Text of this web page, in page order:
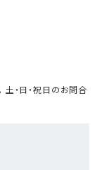
・日・祝日のお問合